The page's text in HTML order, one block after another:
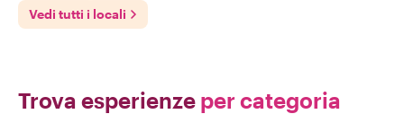
Vedi tutti i locali
Trova esperienze per categoria